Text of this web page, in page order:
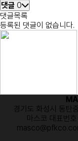
댓글 0
댓글목록
등록된 댓글이 없습니다.
경기도 화성시 동탄
마스코 대표번